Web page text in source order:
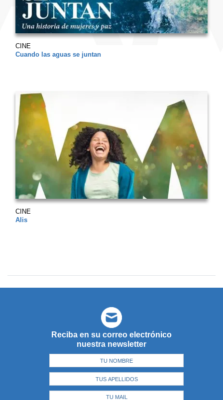
CINE
Cuando las aguas se juntan
CINE
Alis
Reciba en su correo electrónico
nuestra newsletter